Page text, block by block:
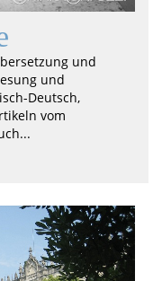
und
und
Deutsch,
vom